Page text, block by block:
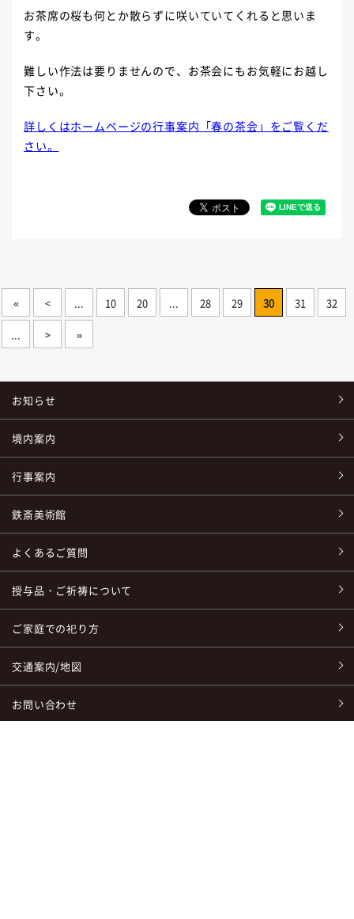
お茶席の桜も何とか散らずに咲いていてくれると思いま
す。
難しい作法は要りませんので、お茶会にもお気軽にお越し
下さい。
詳しくはホームページの行事案内「春の茶会」をご覧くだ
さい。
« < 10 20 28 29 30 31 32
> »
お知らせ
境内案内
行事案内
鉄斎美術館
よくあるご質問
授与品・ご祈祷について
ご家庭での祀り方
交通案内/地図
お問い合わせ